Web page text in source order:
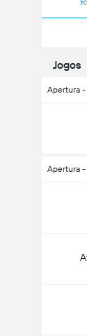
Jogos
Apertura -
Apertura -